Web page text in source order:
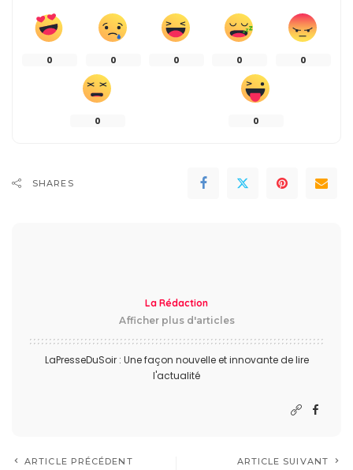
0 0 0 0 0
0 0
SHARES
La Rédaction
Afficher plus d'articles
LaPresseDuSoir : Une façon nouvelle et innovante de lire
l'actualité
ARTICLE PRÉCÉDENT ARTICLE SUIVANT